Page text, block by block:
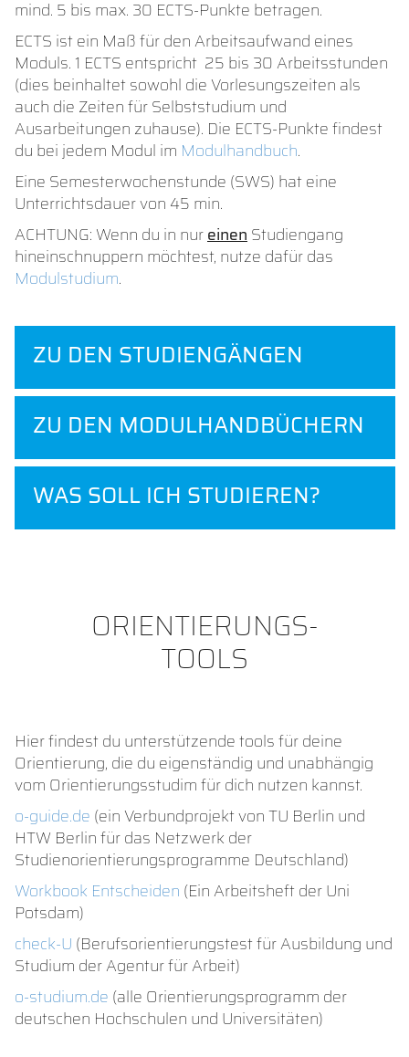
mind. 5 bis max. 30 ECTS-Punkte betragen.
ECTS ist ein Maß für den Arbeitsaufwand eines
Moduls. 1 ECTS entspricht 25 bis 30 Arbeitsstunden
(dies beinhaltet sowohl die Vorlesungszeiten als
auch die Zeiten für Selbststudium und
Ausarbeitungen zuhause). Die ECTS-Punkte findest
du bei jedem Modul im Modulhandbuch.
Eine Semesterwochenstunde (SWS) hat eine
Unterrichtsdauer von 45 min.
ACHTUNG: Wenn du in nureinenStudiengang
hineinschnuppern möchtest, nutze dafür das
Modulstudium.
ZU DEN STUDIENGÄNGEN
ZU DEN MODULHANDBÜCHERN
WAS SOLL ICH STUDIEREN?
ORIENTIERUNGS-
TOOLS
Hier findest du unterstützende tools für deine
Orientierung, die du eigenständig und unabhängig
vom Orientierungsstudim für dich nutzen kannst.
o-guide.de (ein Verbundprojekt von TU Berlin und
HTW Berlin für das Netzwerk der
Studienorientierungsprogramme Deutschland)
Workbook Entscheiden (Ein Arbeitsheft der Uni
Potsdam)
check-U (Berufsorientierungstest für Ausbildung und
Studium der Agentur für Arbeit)
o-studium.de (alle Orientierungsprogramm der
deutschen Hochschulen und Universitäten)